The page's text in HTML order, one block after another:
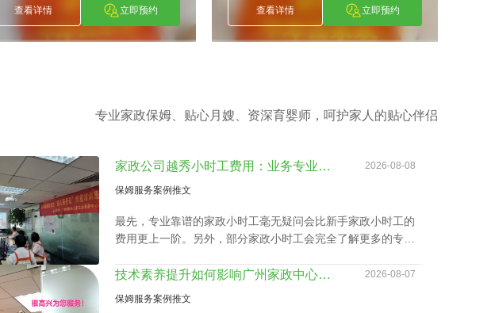
查看详情 立即预约 查看详情 立即预约
专业家政保姆、贴心月嫂、资深育婴师，呵护家人的贴心伴侣
家政公司越秀小时工费用：业务专业技能真的影响吗？ 2026-08-08
保姆服务案例推文
最先，专业靠谱的家政小时工毫无疑问会比新手家政小时工的
费用更上一阶。另外，部分家政小时工会完全了解更多的专业
等，个体能量越高，家政公司越秀小时工费用自然越高。
技术素养提升如何影响广州家政中心流程价位 2026-08-07
保姆服务案例推文